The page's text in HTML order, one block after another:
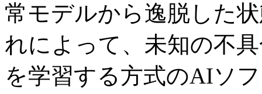
常モデルから逸脱した
れによって、未知の不
を学習する方式のAIソ